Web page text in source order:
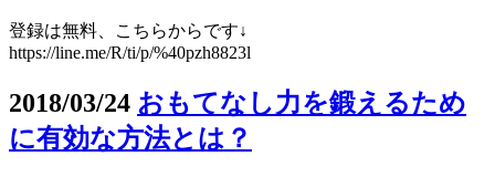
登録は無料、こちらからです↓
https://line.me/R/ti/p/%40pzh8823l
2018/03/24 おもてなし力を鍛えるため
に有効な方法とは？